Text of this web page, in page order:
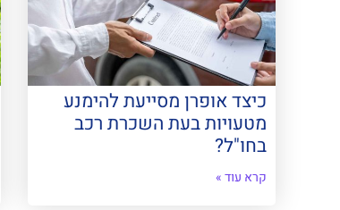
כיצד אופרן מסייעת להימנע
מטעויות בעת השכרת רכב
בחו"ל?
קרא עוד »